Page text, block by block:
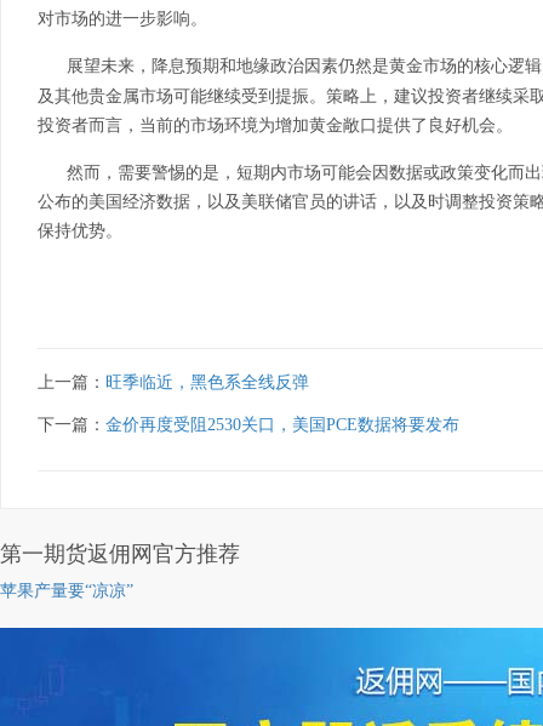
对市场的进一步影响。
展望未来，降息预期和地缘政治因素仍然是黄金市场的核心逻
及其他贵金属市场可能继续受到提振。策略上，建议投资者继续采
投资者而言，当前的市场环境为增加黄金敞口提供了良好机会。
然而，需要警惕的是，短期内市场可能会因数据或政策变化而
公布的美国经济数据，以及美联储官员的讲话，以及时调整投资策
保持优势。
上一篇： 旺季临近，黑色系全线反弹
下一篇： 金价再度受阻2530关口，美国PCE数据将要发布
第一期货返佣网官方推荐
苹果产量要“凉凉”